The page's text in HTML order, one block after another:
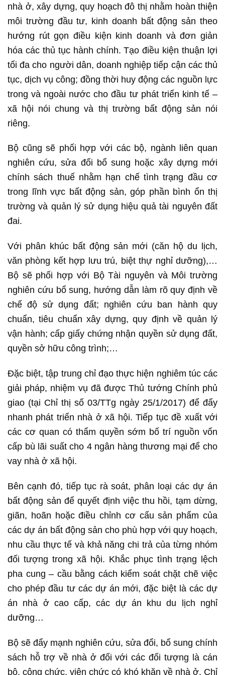
nhà ở, xây dựng, quy hoạch đô thị nhằm hoàn thiện
môi trường đầu tư, kinh doanh bất động sản theo
hướng rút gọn điều kiện kinh doanh và đơn giản
hóa các thủ tục hành chính. Tạo điều kiện thuận lợi
tối đa cho người dân, doanh nghiệp tiếp cận các thủ
tục, dịch vụ công; đồng thời huy động các nguồn lực
trong và ngoài nước cho đầu tư phát triển kinh tế –
xã hội nói chung và thị trường bất động sản nói
riêng.
Bộ cũng sẽ phối hợp với các bộ, ngành liên quan
nghiên cứu, sửa đổi bổ sung hoặc xây dựng mới
chính sách thuế nhằm hạn chế tình trạng đầu cơ
trong lĩnh vực bất động sản, góp phần bình ổn thị
trường và quản lý sử dụng hiệu quả tài nguyên đất
đai.
Với phân khúc bất động sản mới (căn hộ du lịch,
văn phòng kết hợp lưu trú, biệt thự nghỉ dưỡng),…
Bộ sẽ phối hợp với Bộ Tài nguyên và Môi trường
nghiên cứu bổ sung, hướng dẫn làm rõ quy định về
chế độ sử dụng đất; nghiên cứu ban hành quy
chuẩn, tiêu chuẩn xây dựng, quy định về quản lý
vận hành; cấp giấy chứng nhận quyền sử dụng đất,
quyền sở hữu công trình;…
Đặc biệt, tập trung chỉ đạo thực hiện nghiêm túc các
giải pháp, nhiệm vụ đã được Thủ tướng Chính phủ
giao (tại Chỉ thị số 03/TTg ngày 25/1/2017) để đẩy
nhanh phát triển nhà ở xã hội. Tiếp tục đề xuất với
các cơ quan có thẩm quyền sớm bố trí nguồn vốn
cấp bù lãi suất cho 4 ngân hàng thương mại để cho
vay nhà ở xã hội.
Bên cạnh đó, tiếp tục rà soát, phân loại các dự án
bất động sản để quyết định việc thu hồi, tạm dừng,
giãn, hoãn hoặc điều chỉnh cơ cấu sản phẩm của
các dự án bất động sản cho phù hợp với quy hoạch,
nhu cầu thực tế và khả năng chi trả của từng nhóm
đối tượng trong xã hội. Khắc phục tình trạng lệch
pha cung – cầu bằng cách kiểm soát chặt chẽ việc
cho phép đầu tư các dự án mới, đặc biệt là các dự
án nhà ở cao cấp, các dự án khu du lịch nghỉ
dưỡng…
Bộ sẽ đẩy mạnh nghiên cứu, sửa đổi, bổ sung chính
sách hỗ trợ về nhà ở đối với các đối tượng là cán
bộ, công chức, viên chức có khó khăn về nhà ở. Chỉ